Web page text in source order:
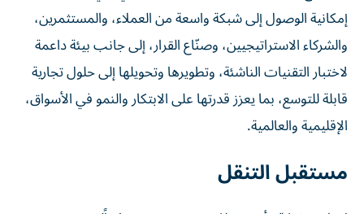
إمكانية الوصول إلى شبكة واسعة من العملاء، والمستثمرين،
والشركاء الاستراتيجيين، وصنّاع القرار، إلى جانب بيئة داعمة
لاختبار التقنيات الناشئة، وتطويرها وتحويلها إلى حلول تجارية
قابلة للتوسع، بما يعزز قدرتها على الابتكار والنمو في الأسواق،
الإقليمية والعالمية.
مستقبل التنقل